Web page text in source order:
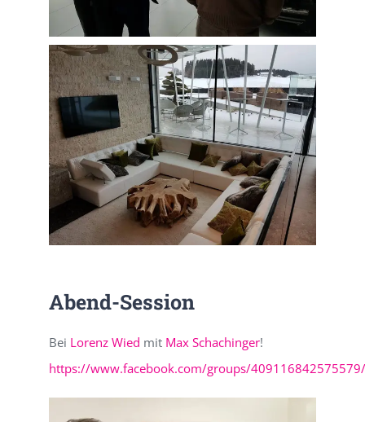
Abend-Session
Bei Lorenz Wied mit Max Schachinger!
https://www.facebook.com/groups/